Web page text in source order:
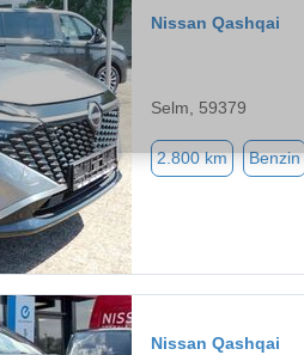
Nissan Qashqai
Selm, 59379
2.800 km Benzin
Nissan Qashqai